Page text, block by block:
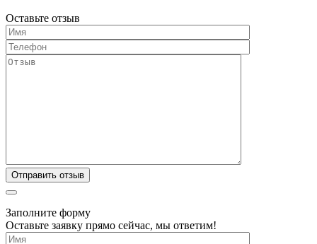
Оставьте отзыв
Заполните форму
Оставьте заявку прямо сейчас, мы ответим!